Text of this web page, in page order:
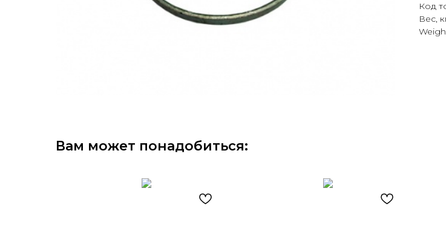
Код
Вес,
Вам может понадобиться: